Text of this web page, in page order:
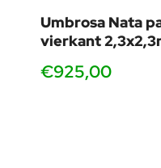
Umbrosa Nata
vierkant
€925,00